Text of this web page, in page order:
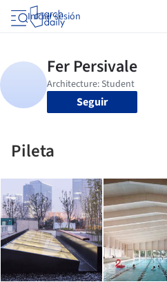
Iniciar sesión
Seguir
Pileta